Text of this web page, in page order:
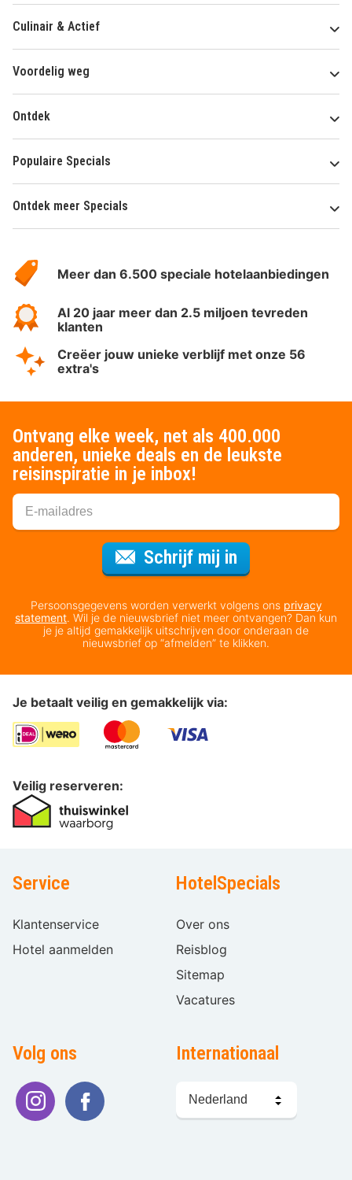
Culinair & Actief
Voordelig weg
Ontdek
Populaire Specials
Ontdek meer Specials
HotelSpecials
Meer dan 6.500 speciale hotelaanbiedingen
Al 20 jaar meer dan 2.5 miljoen tevreden
klanten
Creëer jouw unieke verblijf met onze 56
extra's
Ontvang elke week, net als 400.000
anderen, unieke deals en de leukste
reisinspiratie in je inbox!
Schrijf mij in
Persoonsgegevens worden verwerkt volgens ons privacy
statement. Wil je de nieuwsbrief niet meer ontvangen? Dan kun
je je altijd gemakkelijk uitschrijven door onderaan de
nieuwsbrief op “afmelden” te klikken.
Je betaalt veilig en gemakkelijk via:
Veilig reserveren:
Service
Klantenservice
Hotel aanmelden
HotelSpecials
Over ons
Reisblog
Sitemap
Vacatures
Volg ons Internationaal
kiezen